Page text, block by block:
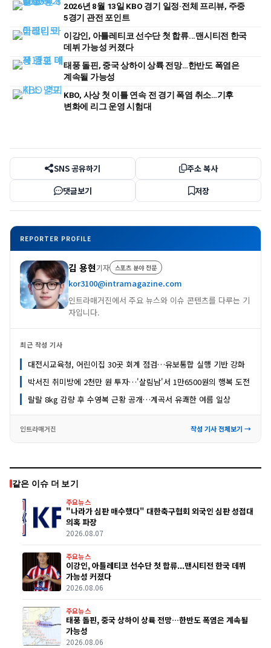
2026년 8월 13일 KBO 경기 일정·전체 프리뷰, 주중
5경기 관전 포인트
이강인, 아틀레티코 선수단 첫 합류...맨시티전 한국
데뷔 가능성 커졌다
태풍 돌핀, 중국 상하이 상륙 전망…한반도 폭염은
계속될 가능성
KBO, 사상 첫 이틀 연속 전 경기 폭염 취소…기후
변화에 리그 운영 시험대
SNS 공유하기
주소 복사
댓글보기
저장
REPORTER PROFILE
김 용현기자 스포츠 분야 전문
kor3100@intramagazine.com
인트라매거진에서 주요 뉴스와 이슈 콘텐츠를 다루는 기
자입니다.
최근 작성 기사
대전시교육청, 어린이집 30곳 회계 점검…유보통합 실행 기반 강화
박서진 취미방에 2천만 원 투자…'살림남'서 1만6500원의 행복 도전
랄랄 8kg 감량 후 수영복 근황 공개…계곡서 유쾌한 여름 일상
인트라매거진 작성 기사 전체보기 →
같은 이슈 더 보기
주요뉴스
"나라가 심판 매수했다" 대한축구협회 외국인 심판 성접대
의혹 파장
2026.08.07
주요뉴스
이강인, 아틀레티코 선수단 첫 합류...맨시티전 한국 데뷔
가능성 커졌다
2026.08.06
주요뉴스
태풍 돌핀, 중국 상하이 상륙 전망…한반도 폭염은 계속될
가능성
2026.08.06